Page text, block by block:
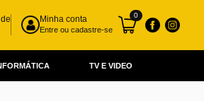
Minha conta
Entre ou cadastre-se
0
TV E VIDEO